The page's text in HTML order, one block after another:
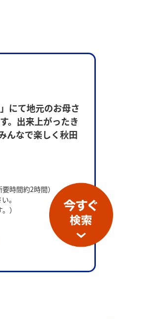
きりたんぽ鍋（イメージ）
にて地元のお母さ
。出来上がったき
んなで楽しく秋田
時間約2時間）
。
）